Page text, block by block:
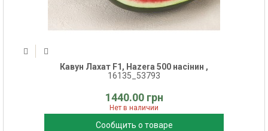
Кавун Лахат F1, Hazera 500 насінин ,
16135_53793
1440.00 грн
Нет в наличии
Сообщить о товаре